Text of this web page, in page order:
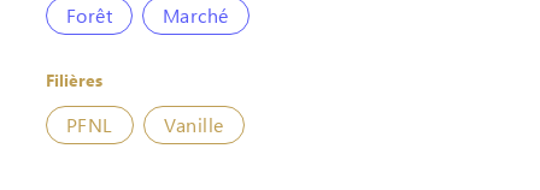
Forêt
Marché
Filières
PFNL Vanille